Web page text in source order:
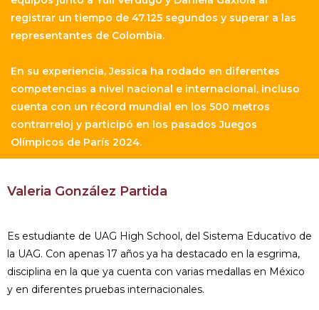
registrar un tiempo de 47.125 segundos y superar a las
representantes de Colombia.
En su experiencia, Jessica ha rodado en diferentes
competencias a nivel nacional e internacional, incluso
cuenta con un récord mundial en los 500 metros
contrarreloj y participó en los pasados Juegos
Olímpicos de París 2024.
Valeria González Partida
Es estudiante de UAG High School, del Sistema Educativo de
la UAG. Con apenas 17 años ya ha destacado en la esgrima,
disciplina en la que ya cuenta con varias medallas en México
y en diferentes pruebas internacionales.